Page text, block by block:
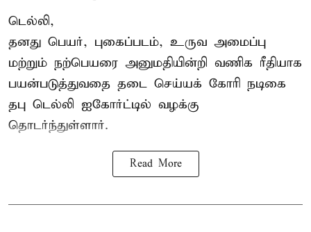
டெல்லி,
தனது பெயர், புகைப்படம், உருவ அமைப்பு
மற்றும் நற்பெயரை அனுமதியின்றி வணிக ரீதியாக
பயன்படுத்துவதை தடை செய்யக் கோரி நடிகை
தபு டெல்லி ஐகோர்ட்டில் வழக்கு
தொடர்ந்துள்ளார்.
Read More